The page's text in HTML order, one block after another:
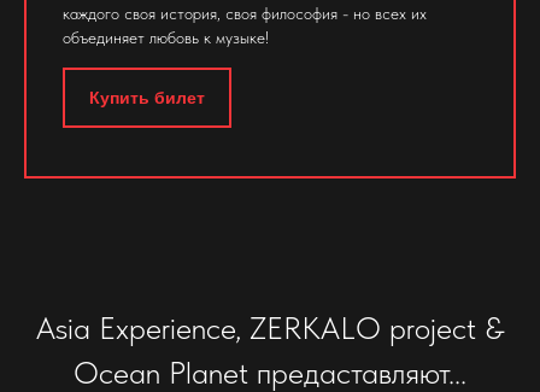
каждого своя история, своя философия - но всех их
объединяет любовь к музыке!
Купить билет
Asia Experience, ZERKALO project &
Ocean Planet предаставляют...